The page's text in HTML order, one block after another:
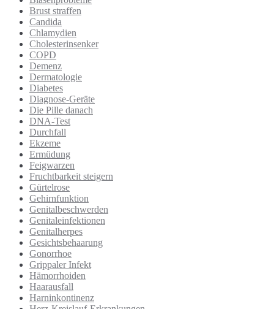
Brust straffen
Candida
Chlamydien
Cholesterinsenker
COPD
Demenz
Dermatologie
Diabetes
Diagnose-Geräte
Die Pille danach
DNA-Test
Durchfall
Ekzeme
Ermüdung
Feigwarzen
Fruchtbarkeit steigern
Gürtelrose
Gehirnfunktion
Genitalbeschwerden
Genitaleinfektionen
Genitalherpes
Gesichtsbehaarung
Gonorrhoe
Grippaler Infekt
Hämorrhoiden
Haarausfall
Harninkontinenz